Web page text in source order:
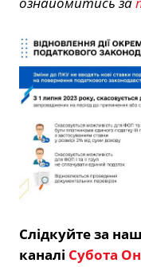
Слідкуйте за
каналі Субота